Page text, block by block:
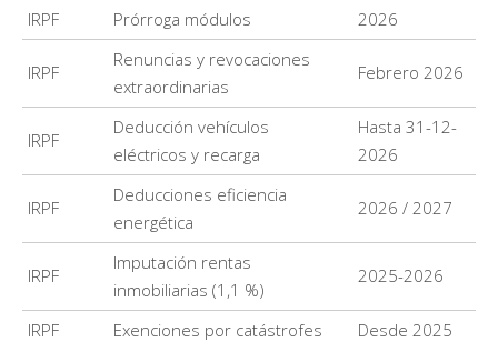
IRPF
Prórroga módulos 2026
IRPF
Renuncias y revocaciones
extraordinarias
Febrero 2026
IRPF
Deducción vehículos
eléctricos y recarga
Hasta 31-12-
2026
IRPF
Deducciones eficiencia
energética
2026 / 2027
IRPF
Imputación rentas
inmobiliarias (1,1 %)
2025-2026
IRPF Exenciones por catástrofes Desde 2025